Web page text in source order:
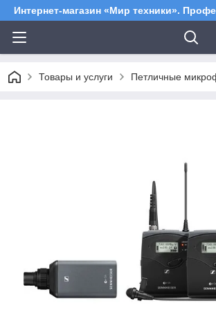
Интернет-магазин «Мир техники».
Товары и услуги Петличные